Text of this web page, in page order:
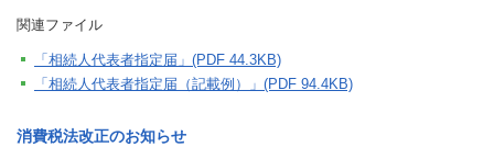
関連ファイル
「相続人代表者指定届」(PDF 44.3KB)
「相続人代表者指定届（記載例）」(PDF 94.4KB)
消費税法改正のお知らせ